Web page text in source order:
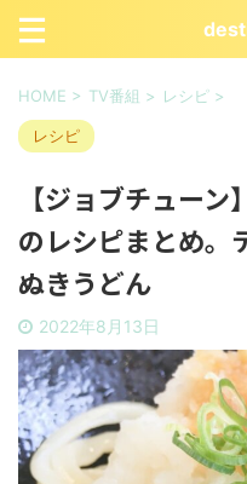
HOME > TV番組 > レシピ >
レシピ
【ジョブチュー
のレシピまとめ。
ぬきうどん
2022年8月13日